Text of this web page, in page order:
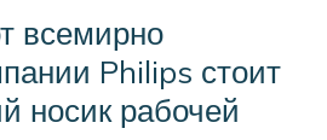
всемирно
Philips стоит
носик рабочей